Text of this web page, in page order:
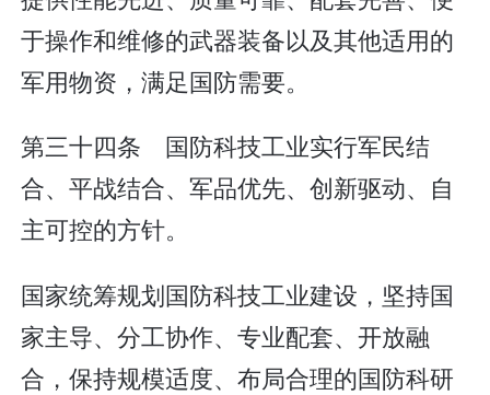
于操作和维修的武器装备以及其他适用的
军用物资，满足国防需要。
第三十四条 国防科技工业实行军民结
合、平战结合、军品优先、创新驱动、自
主可控的方针。
国家统筹规划国防科技工业建设，坚持国
家主导、分工协作、专业配套、开放融
合，保持规模适度、布局合理的国防科研